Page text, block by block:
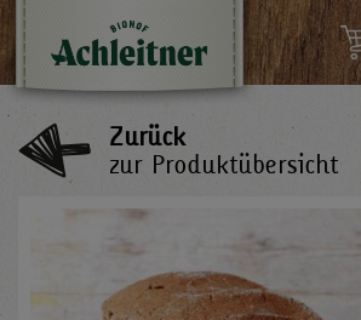
Zurück
zur Produktübersicht